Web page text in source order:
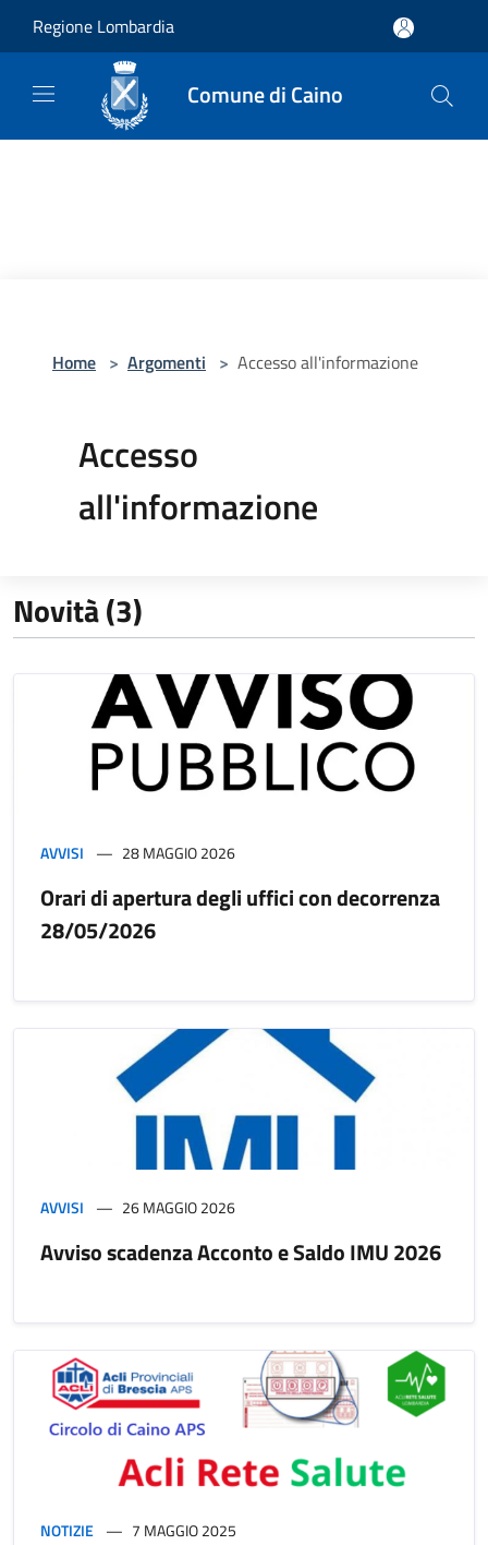
Regione Lombardia
Comune di Caino
Home > Argomenti > Accesso all'informazione
Accesso
all'informazione
Novità (3)
AVVISI 28 MAGGIO 2026
Orari di apertura degli uffici con decorrenza
28/05/2026
AVVISI 26 MAGGIO 2026
Avviso scadenza Acconto e Saldo IMU 2026
NOTIZIE 7 MAGGIO 2025